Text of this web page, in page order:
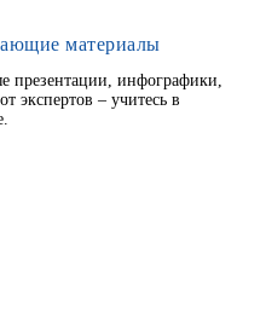
материалы
презентации, инфографики,
экспертов – учитесь в